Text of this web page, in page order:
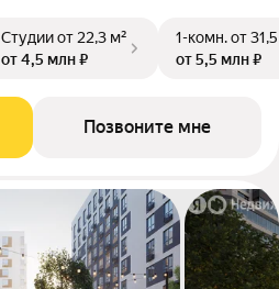
Студииот 22,3 м²
от 4,5 млн ₽
1-комн.от
от 5,5 млн ₽
Позвоните мне